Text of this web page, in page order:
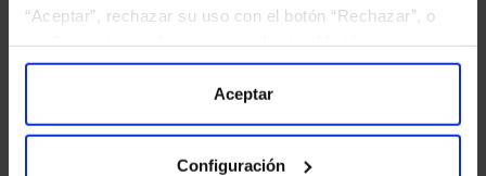
“Aceptar”, rechazar su uso con el botón “Rechazar”, o
“Configuración”. Consulta nuestraPolítica
para más información.
Aceptar
Configuración
Supermercado de
Valoramos su cartera